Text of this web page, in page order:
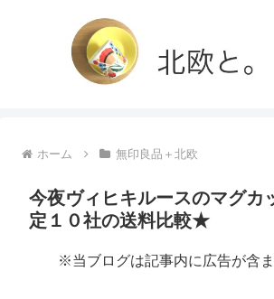
ホーム 無印良品＋北欧
今夜ヴィヒキルースのマグカ
定１０社の送料比較★
※当ブログは記事内に広告が含